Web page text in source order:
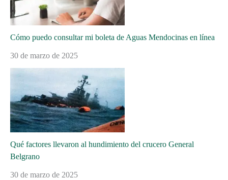
Cómo puedo consultar mi boleta de Aguas Mendocinas en línea
30 de marzo de 2025
Qué factores llevaron al hundimiento del crucero General
Belgrano
30 de marzo de 2025